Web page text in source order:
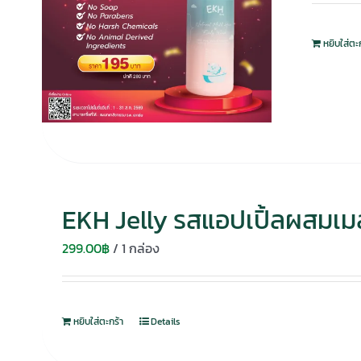
หยิบใส่ตะ
EKH Jelly รสแอปเปิ้ลผสมเ
299.00฿/ 1 กล่อง
หยิบใส่ตะกร้า Details